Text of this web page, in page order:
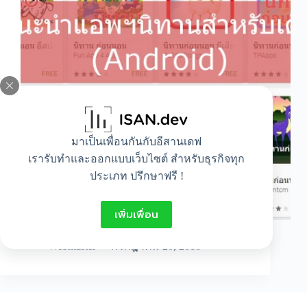
มาเป็นเพื่อนกันกับอีสานเดฟ
เรารับทำและออกแบบเว็บไซต์ สำหรับธุรกิจทุก
ประเภท ปรึกษาฟรี !
เพิ่มเพื่อน
สวัสดีจ้าเพื่อนๆชาวจันทร์ไทยบล็อกที่น่า…